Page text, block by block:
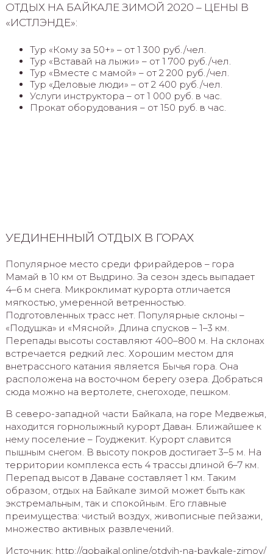
ОТДЫХ НА БАЙКАЛЕ ЗИМОЙ 2020 – ЦЕНЫ В
«ИСТЛЭНДЕ»:
Тур «Кому за 50+» – от 1 300 руб./чел.
Тур «Вставай на лыжи» – от 1 700 руб./чел.
Тур «Вместе с мамой» – от 2 200 руб./чел.
Тур «Деловые люди» – от 2 400 руб./чел.
Услуги инструктора – от 1 000 руб. в час.
Прокат оборудования – от 150 руб. в час.
УЕДИНЕННЫЙ ОТДЫХ В ГОРАХ
Популярное место среди фрирайдеров – гора
Мамай в 10 км от Выдрино. За сезон здесь выпадает
4–6 м снега. Микроклимат курорта отличается
мягкостью, умеренной ветренностью.
Подготовленных трасс нет. Популярные склоны –
«Подушка» и «Мясной». Длина спусков – 1–3 км.
Перепады высоты составляют 400–800 м. На склонах
встречается редкий лес. Хорошим местом для
внетрассного катания является Бычья гора. Она
расположена на восточном берегу озера. Добраться
сюда можно на вертолете, снегоходе, пешком.
В северо-западной части Байкала, на горе Медвежья,
находится горнолыжный курорт Даван. Ближайшее к
нему поселение – Гоуджекит. Курорт славится
пышным снегом. В высоту покров достигает 3–5 м. На
территории комплекса есть 4 трассы длиной 6–7 км.
Перепад высот в Даване составляет 1 км. Таким
образом, отдых на Байкале зимой может быть как
экстремальным, так и спокойным. Его главные
преимущества: чистый воздух, живописные пейзажи,
множество активных развлечений.
Источник: http://gobaikal.online/otdyih-na-baykale-zimoy/